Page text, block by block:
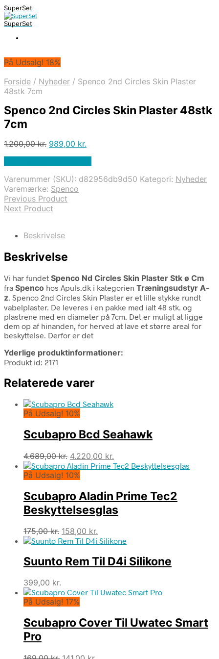
SuperSet
SuperSet
På Udsalg! 18%
Forside / Nyheder / Spenco 2nd Circles Skin Plaster
48stk 7cm
Spenco 2nd Circles Skin Plaster 48stk
7cm
1.200,00kr. Den
1.200,00 kr..
989,00 kr.
989,00 kr..
Varenummer (SKU): d82956db9d50 Kategori: Nyheder
Varemærke: Spenco
Previous Product
Next Product
Beskrivelse
Beskrivelse
Vi har fundet Spenco Nd Circles Skin Plaster Stk ø Cm
fra Spenco hos Apuls.dk i kategorien Træningsudstyr A-
z. Spenco 2nd Circles Skin Plaster er et lille stykke rundt
vabelplaster. De leveres i en pakke med ialt 48 stk. og
plastrene med en diameter på 7cm. Det er muligt at ligge
dem op af hinanden, for herved at lave et større areal for
beskyttelse. Derfor er det
Yderlige produktinformationer:
Produkt id: 2171
Relaterede varer
På Udsalg! 10%
Scubapro Bcd Seahawk
4.689,00kr. Den
oprindelige
pris
4.689,00 kr..
4.220,00 kr.
aktuelle
4.220,00 kr..
På Udsalg! 10%
Scubapro Aladin Prime Tec2
Beskyttelsesglas
175,00kr. Den
oprindelige
var:
175,00 kr..
158,00 kr.
aktuelle
er:
158,00 kr..
Suunto Rem Til D4i Silikone
399,00 kr.
På Udsalg! 17%
Scubapro Cover Til Uwatec Smart
Pro